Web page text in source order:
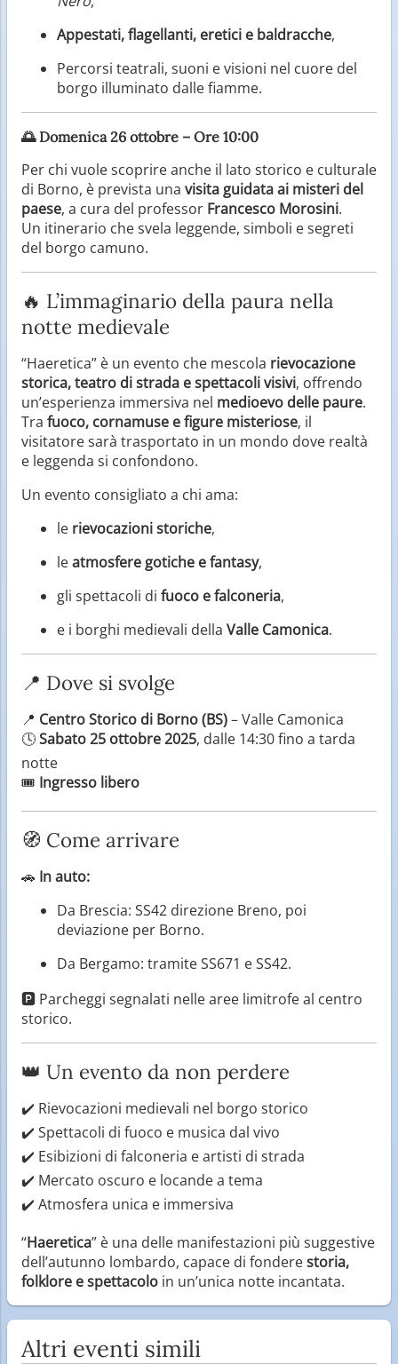
Appestati, flagellanti, eretici e baldracche,
Percorsi teatrali, suoni e visioni nel cuore del
borgo illuminato dalle fiamme.
🌅 Domenica 26 ottobre – Ore 10:00
Per chi vuole scoprire anche il lato storico e culturale
di Borno, è prevista una visita guidata ai misteri del
paese, a cura del professor Francesco Morosini.
Un itinerario che svela leggende, simboli e segreti
del borgo camuno.
🔥 L’immaginario della paura nella
notte medievale
“Haeretica” è un evento che mescola rievocazione
storica, teatro di strada e spettacoli visivi, offrendo
un’esperienza immersiva nel medioevo delle paure.
Tra fuoco, cornamuse e figure misteriose, il
visitatore sarà trasportato in un mondo dove realtà
e leggenda si confondono.
Un evento consigliato a chi ama:
le rievocazioni storiche,
leatmosfere gotiche e fantasy,
gli spettacoli di fuoco e falconeria,
e i borghi medievali della Valle Camonica.
📍 Dove si svolge
📍 Centro Storico di Borno (BS)– Valle Camonica
🕓Sabato 25 ottobre 2025, dalle 14:30 fino a tarda
notte
🎟️ Ingresso libero
🧭 Come arrivare
🚗 In auto:
Da Brescia: SS42 direzione Breno, poi
deviazione per Borno.
Da Bergamo: tramite SS671 e SS42.
🅿️ Parcheggi segnalati nelle aree limitrofe al centro
storico.
👑 Un evento da non perdere
✔️ Rievocazioni medievali nel borgo storico
✔️ Spettacoli di fuoco e musica dal vivo
✔️ Esibizioni di falconeria e artisti di strada
✔️ Mercato oscuro e locande a tema
✔️ Atmosfera unica e immersiva
“Haeretica” è una delle manifestazioni più suggestive
dell’autunno lombardo, capace di fonderestoria,
folklore e spettacolo in un’unica notte incantata.
Altri eventi simili